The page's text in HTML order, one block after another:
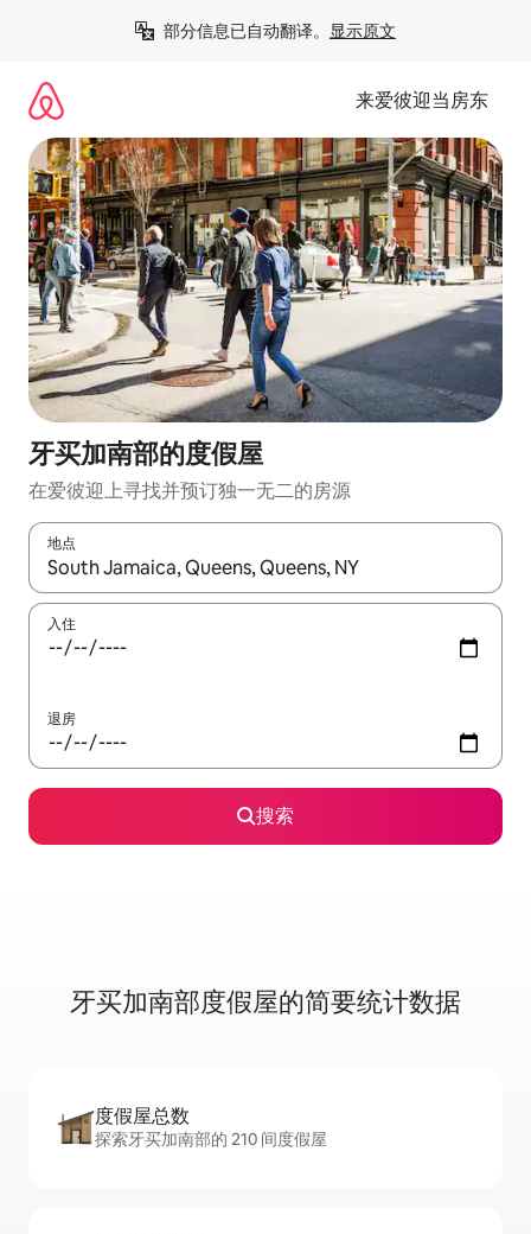
部分信息已自动翻译。 显示原文
来爱彼迎当房东
牙买加南部的度假屋
在爱彼迎上寻找并预订独一无二的房源
地点
如有搜索结果，请使用上下方向键查看，或通过点击或滑动手势
入住
退房
搜索
牙买加南部度假屋的简要统计数据
度假屋总数
探索牙买加南部的 210 间度假屋